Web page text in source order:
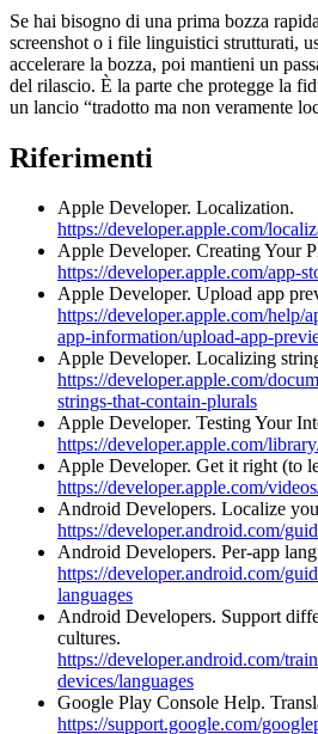
Se hai bisogno di una prima bozza
screenshot o i file linguistici strutturati,
accelerare la bozza, poi mantieni un
del rilascio. È la parte che protegge la
un lancio “tradotto ma non veramente
Riferimenti
Apple Developer. Localization.
https://developer.apple.com/
Apple Developer. Creating Your
https://developer.apple.com/app-
Apple Developer. Upload app
https://developer.apple.com/help/
app-information/upload-app-
Apple Developer. Localizing
https://developer.apple.com/
strings-that-contain-plurals
Apple Developer. Testing Your
https://developer.apple.com/
Apple Developer. Get it right (to
https://developer.apple.com/
Android Developers. Localize
https://developer.android.com/
Android Developers. Per-app
https://developer.android.com/
languages
Android Developers. Support
cultures.
https://developer.android.com/
devices/languages
Google Play Console Help.
https://support.google.com/